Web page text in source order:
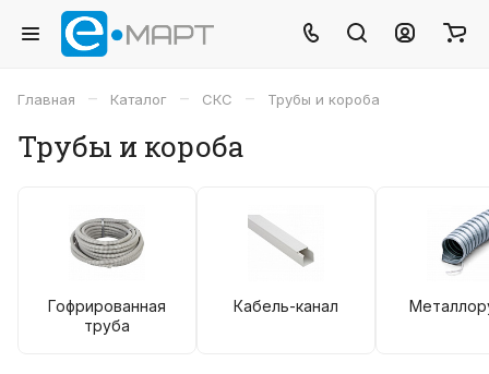
Главная – Каталог – СКС – Трубы и короба
Трубы и короба
Гофрированная
труба
Кабель-канал